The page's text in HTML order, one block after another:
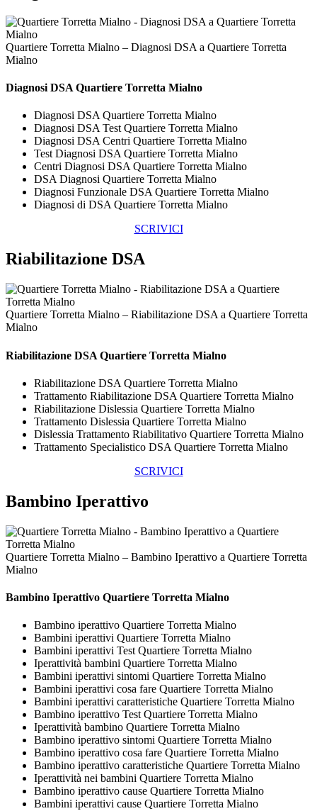
Quartiere Torretta Mialno – Diagnosi DSA a Quartiere Torretta
Mialno
Diagnosi DSA Quartiere Torretta Mialno
Diagnosi DSA Quartiere Torretta Mialno
Diagnosi DSA Test Quartiere Torretta Mialno
Diagnosi DSA Centri Quartiere Torretta Mialno
Test Diagnosi DSA Quartiere Torretta Mialno
Centri Diagnosi DSA Quartiere Torretta Mialno
DSA Diagnosi Quartiere Torretta Mialno
Diagnosi Funzionale DSA Quartiere Torretta Mialno
Diagnosi di DSA Quartiere Torretta Mialno
SCRIVICI
Riabilitazione DSA
Quartiere Torretta Mialno – Riabilitazione DSA a Quartiere Torretta
Mialno
Riabilitazione DSA Quartiere Torretta Mialno
Riabilitazione DSA Quartiere Torretta Mialno
Trattamento Riabilitazione DSA Quartiere Torretta Mialno
Riabilitazione Dislessia Quartiere Torretta Mialno
Trattamento Dislessia Quartiere Torretta Mialno
Dislessia Trattamento Riabilitativo Quartiere Torretta Mialno
Trattamento Specialistico DSA Quartiere Torretta Mialno
SCRIVICI
Bambino Iperattivo
Quartiere Torretta Mialno – Bambino Iperattivo a Quartiere Torretta
Mialno
Bambino Iperattivo Quartiere Torretta Mialno
Bambino iperattivo Quartiere Torretta Mialno
Bambini iperattivi Quartiere Torretta Mialno
Bambini iperattivi Test Quartiere Torretta Mialno
Iperattività bambini Quartiere Torretta Mialno
Bambini iperattivi sintomi Quartiere Torretta Mialno
Bambini iperattivi cosa fare Quartiere Torretta Mialno
Bambini iperattivi caratteristiche Quartiere Torretta Mialno
Bambino iperattivo Test Quartiere Torretta Mialno
Iperattività bambino Quartiere Torretta Mialno
Bambino iperattivo sintomi Quartiere Torretta Mialno
Bambino iperattivo cosa fare Quartiere Torretta Mialno
Bambino iperattivo caratteristiche Quartiere Torretta Mialno
Iperattività nei bambini Quartiere Torretta Mialno
Bambino iperattivo cause Quartiere Torretta Mialno
Bambini iperattivi cause Quartiere Torretta Mialno